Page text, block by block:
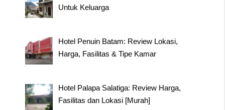
Untuk Keluarga
Hotel Penuin Batam: Review Lokasi,
Harga, Fasilitas & Tipe Kamar
Hotel Palapa Salatiga: Review Harga,
Fasilitas dan Lokasi [Murah]